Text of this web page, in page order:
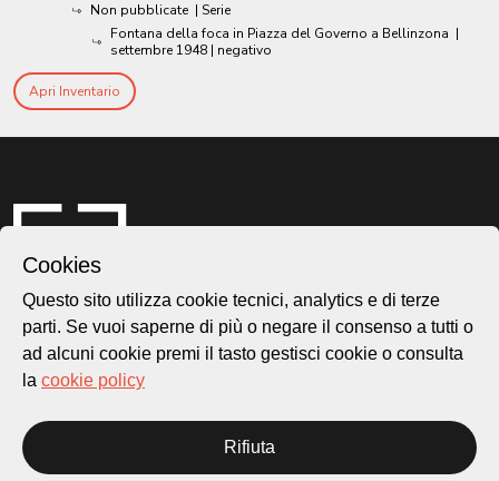
Non pubblicate | Serie
Fontana della foca in Piazza del Governo a Bellinzona |
settembre 1948 | negativo
Apri Inventario
Cookies
Questo sito utilizza cookie tecnici, analytics e di terze
parti. Se vuoi saperne di più o negare il consenso a tutti o
ad alcuni cookie premi il tasto gestisci cookie o consulta
la cookie policy
Rifiuta